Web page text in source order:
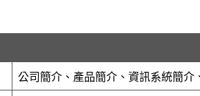
公司簡介、產品簡介、資訊系統簡